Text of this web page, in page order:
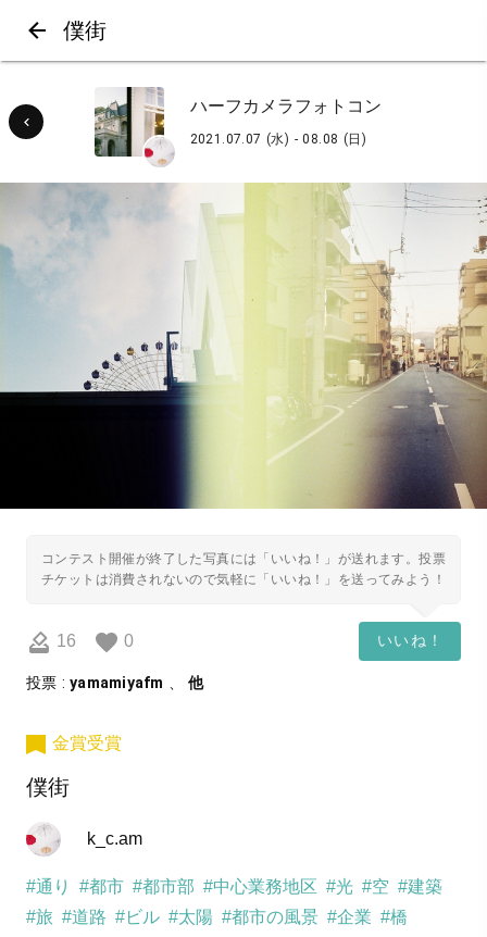
僕街
ハーフカメラフォトコン
2021.07.07 (水) - 08.08 (日)
コンテスト開催が終了した写真には「いいね！」が送れます。投票
チケットは消費されないので気軽に「いいね！」を送ってみよう！
16 0 いいね！
投票 :yamamiyafm 、他
金賞受賞
僕街
k_c.am
#通り #都市 #都市部 #中心業務地区 #光 #空 #建築
#旅 #道路 #ビル #太陽 #都市の風景 #企業 #橋